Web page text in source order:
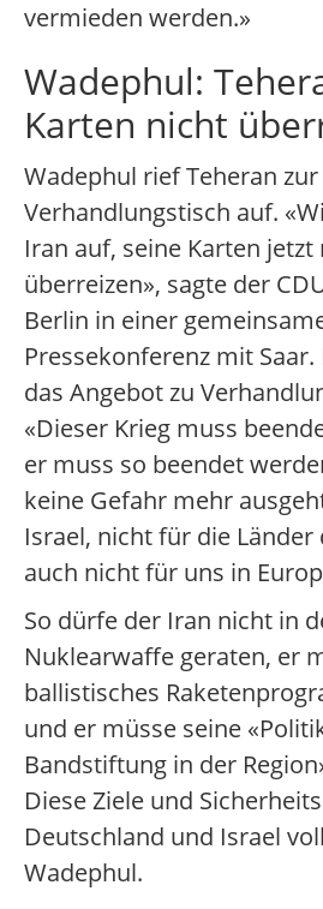
vermieden werden.»
Wadephul:
Karten nicht
Wadephul rief Teheran
Verhandlungstisch auf.
Iran auf, seine Karten jetzt
überreizen», sagte der
Berlin in einer
Pressekonferenz mit
das Angebot zu
«Dieser Krieg muss
er muss so beendet
keine Gefahr mehr
Israel, nicht für die Länder
auch nicht für uns in
So dürfe der Iran nicht in
Nuklearwaffe geraten, er
ballistisches
und er müsse seine
Bandstiftung in der
Diese Ziele und
Deutschland und Israel
Wadephul.